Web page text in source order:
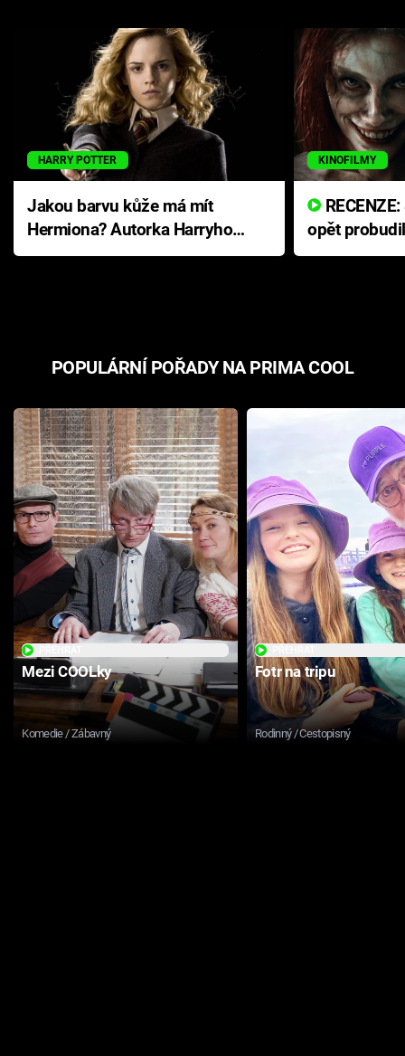
HARRY POTTER
Jakou barvu kůže má mít
Hermiona? Autorka Harryho
Pottera přišla s ráznou
KINOFILMY
opět
přichází s
POPULÁRNÍ POŘADY NA PRIMA COOL
Mezi COOLky
Komedie / Zábavný
Fotr na tripu
Rodinný / Cestopisný